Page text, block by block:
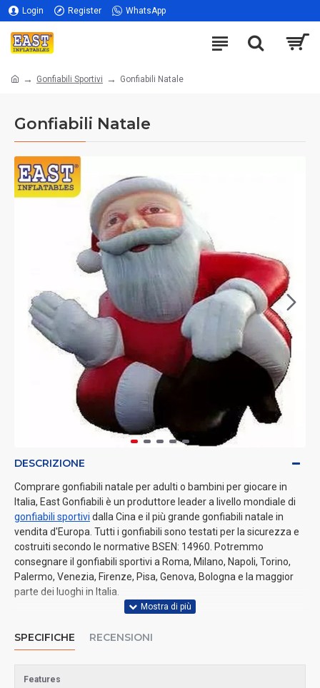
Login Register WhatsApp
Gonfiabili Sportivi Gonfiabili Natale
Gonfiabili Natale
DESCRIZIONE
Comprare gonfiabili natale per adulti o bambini per giocare in
Italia, East Gonfiabili è un produttore leader a livello mondiale di
gonfiabili sportivi dalla Cina e il più grande gonfiabili natale in
vendita d'Europa. Tutti i gonfiabili sono testati per la sicurezza e
costruiti secondo le normative BSEN: 14960. Potremmo
consegnare il gonfiabili sportivi a Roma, Milano, Napoli, Torino,
Palermo, Venezia, Firenze, Pisa, Genova, Bologna e la maggior
parte dei luoghi in Italia.
SPECIFICHE RECENSIONI
Features